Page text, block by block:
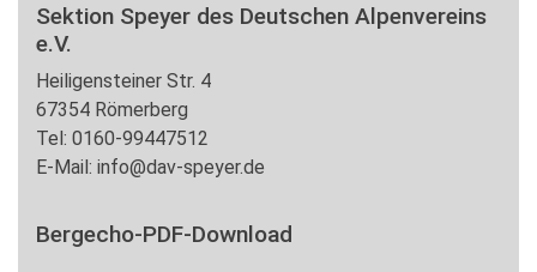
Sektion Speyer des Deutschen Alpenvereins
e.V.
Heiligensteiner Str. 4
67354 Römerberg
Tel: 0160-99447512
E-Mail: info@dav-speyer.de
Bergecho-PDF-Download